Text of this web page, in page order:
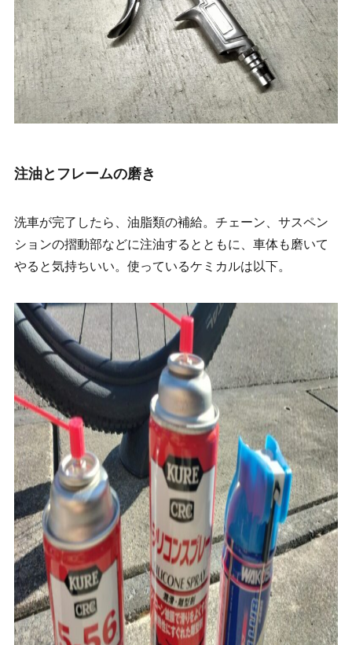
注油とフレームの磨き
洗車が完了したら、油脂類の補給。チェーン、サスペン
ションの摺動部などに注油するとともに、車体も磨いて
やると気持ちいい。使っているケミカルは以下。